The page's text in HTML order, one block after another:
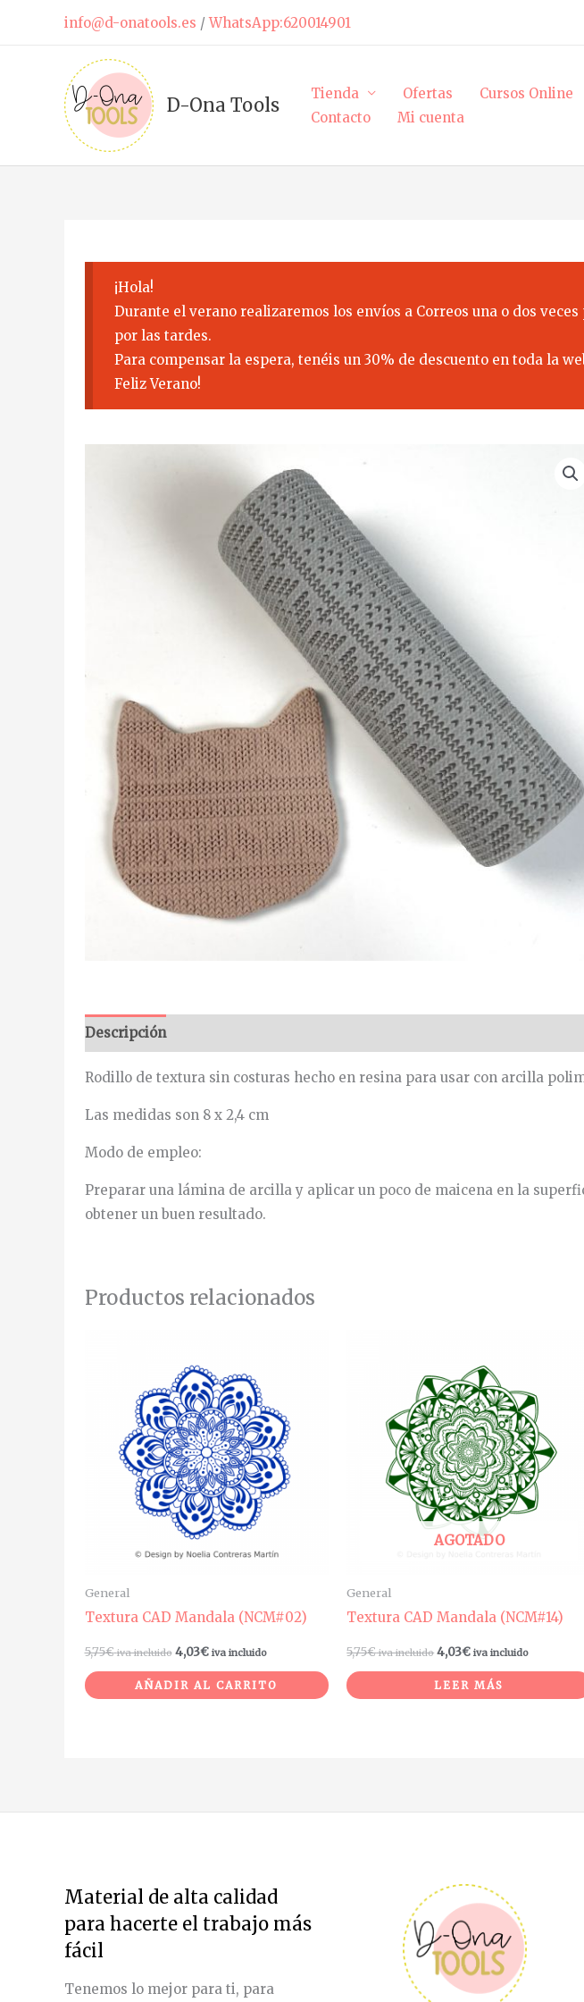
info@d-onatools.es /WhatsApp:620014901
D-Ona Tools
Tienda Ofertas Cursos Online
Contacto
Mi cuenta
¡Hola!
Durante el verano realizaremos los envíos a Correos una o dos
por las tardes.
Para compensar la espera, tenéis un 30% de descuento en toda la
Feliz Verano!
Descripción
Rodillo de textura sin costuras hecho en resina para usar con arcilla
Las medidas son 8 x 2,4 cm
Modo de empleo:
Preparar una lámina de arcilla y aplicar un poco de maicena en la
obtener un buen resultado.
Productos relacionados
General
Textura CAD Mandala (NCM#02)
5,75€ iva incluido 4,03€ iva incluido
AÑADIR AL CARRITO
AGOTADO
General
Textura CAD Mandala (NCM#14)
5,75€ iva incluido 4,03€ iva incluido
LEER MÁS
Material de alta calidad
para hacerte el trabajo más
fácil
Tenemos lo mejor para ti, para